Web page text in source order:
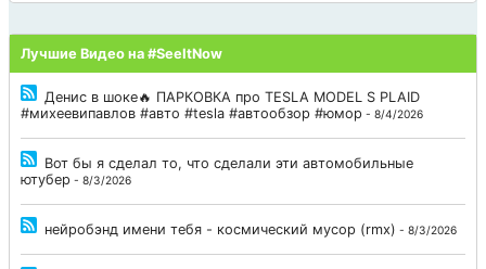
Лучшие Видео на #SeeItNow
Денис в шоке🔥 ПАРКОВКА про TESLA MODEL S PLAID
#михеевипавлов #авто #tesla #автообзор #юмор - 8/4/2026
Вот бы я сделал то, что сделали эти автомобильные
ютубер - 8/3/2026
нейробэнд имени тебя - космический мусор (rmx) - 8/3/2026